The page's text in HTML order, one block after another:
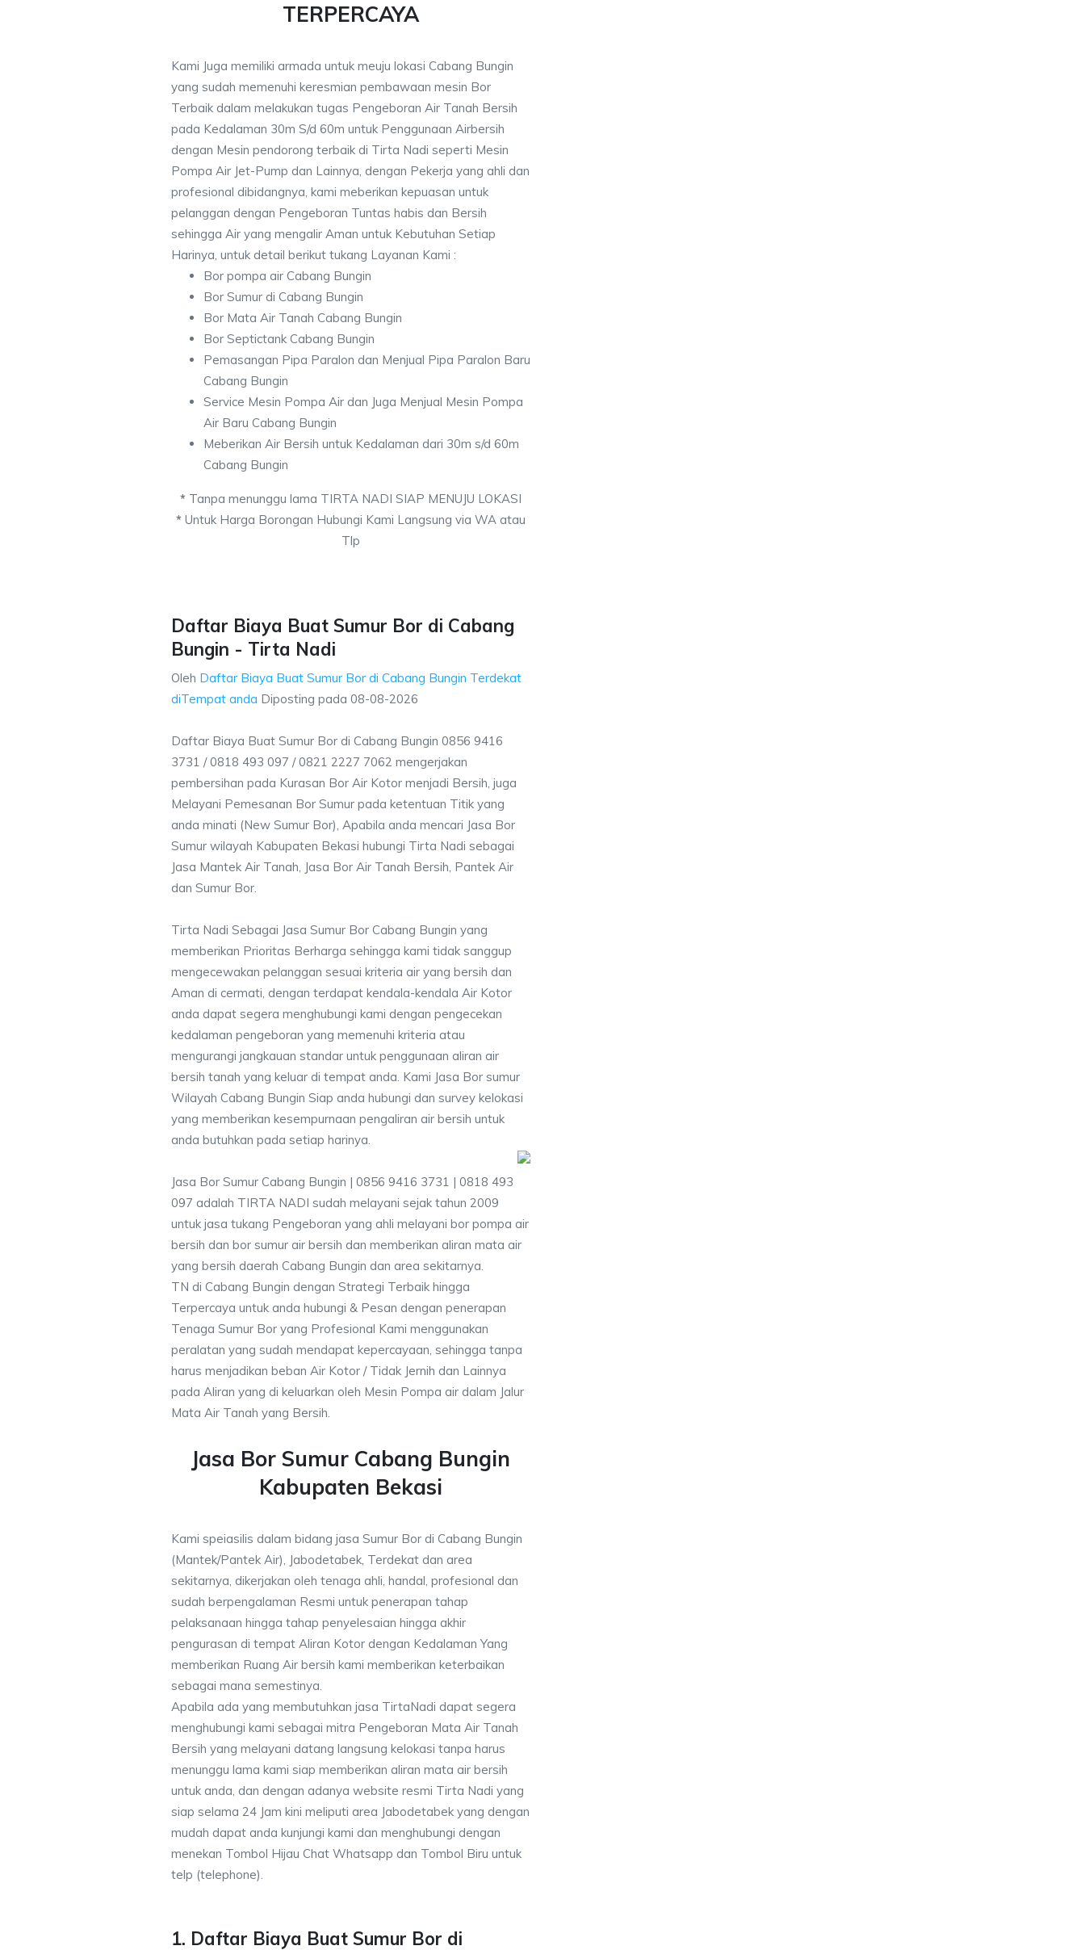
TERPERCAYA
Kami Juga memiliki armada untuk meuju lokasi Cabang Bungin
yang sudah memenuhi keresmian pembawaan mesin Bor
Terbaik dalam melakukan tugas Pengeboran Air Tanah Bersih
pada Kedalaman 30m S/d 60m untuk Penggunaan Airbersih
dengan Mesin pendorong terbaik di Tirta Nadi seperti Mesin
Pompa Air Jet-Pump dan Lainnya, dengan Pekerja yang ahli dan
profesional dibidangnya, kami meberikan kepuasan untuk
pelanggan dengan Pengeboran Tuntas habis dan Bersih
sehingga Air yang mengalir Aman untuk Kebutuhan Setiap
Harinya, untuk detail berikut tukang Layanan Kami :
Bor pompa air Cabang Bungin
Bor Sumur di Cabang Bungin
Bor Mata Air Tanah Cabang Bungin
Bor Septictank Cabang Bungin
Pemasangan Pipa Paralon dan Menjual Pipa Paralon Baru
Cabang Bungin
Service Mesin Pompa Air dan Juga Menjual Mesin Pompa
Air Baru Cabang Bungin
Meberikan Air Bersih untuk Kedalaman dari 30m s/d 60m
Cabang Bungin
* Tanpa menunggu lama TIRTA NADI SIAP MENUJU LOKASI
* Untuk Harga Borongan Hubungi Kami Langsung via WA atau
Tlp
Daftar Biaya Buat Sumur Bor di Cabang
Bungin - Tirta Nadi
Oleh Daftar Biaya Buat Sumur Bor di Cabang Bungin Terdekat
diTempat anda Diposting pada 08-08-2026
Daftar Biaya Buat Sumur Bor di Cabang Bungin 0856 9416
3731 / 0818 493 097 / 0821 2227 7062 mengerjakan
pembersihan pada Kurasan Bor Air Kotor menjadi Bersih, juga
Melayani Pemesanan Bor Sumur pada ketentuan Titik yang
anda minati (New Sumur Bor), Apabila anda mencari Jasa Bor
Sumur wilayah Kabupaten Bekasi hubungi Tirta Nadi sebagai
Jasa Mantek Air Tanah, Jasa Bor Air Tanah Bersih, Pantek Air
dan Sumur Bor.
Tirta Nadi Sebagai Jasa Sumur Bor Cabang Bungin yang
memberikan Prioritas Berharga sehingga kami tidak sanggup
mengecewakan pelanggan sesuai kriteria air yang bersih dan
Aman di cermati, dengan terdapat kendala-kendala Air Kotor
anda dapat segera menghubungi kami dengan pengecekan
kedalaman pengeboran yang memenuhi kriteria atau
mengurangi jangkauan standar untuk penggunaan aliran air
bersih tanah yang keluar di tempat anda. Kami Jasa Bor sumur
Wilayah Cabang Bungin Siap anda hubungi dan survey kelokasi
yang memberikan kesempurnaan pengaliran air bersih untuk
anda butuhkan pada setiap harinya.
Jasa Bor Sumur Cabang Bungin | 0856 9416 3731 | 0818 493
097 adalah TIRTA NADI sudah melayani sejak tahun 2009
untuk jasa tukang Pengeboran yang ahli melayani bor pompa air
bersih dan bor sumur air bersih dan memberikan aliran mata air
yang bersih daerah Cabang Bungin dan area sekitarnya.
TN di Cabang Bungin dengan Strategi Terbaik hingga
Terpercaya untuk anda hubungi & Pesan dengan penerapan
Tenaga Sumur Bor yang Profesional Kami menggunakan
peralatan yang sudah mendapat kepercayaan, sehingga tanpa
harus menjadikan beban Air Kotor / Tidak Jernih dan Lainnya
pada Aliran yang di keluarkan oleh Mesin Pompa air dalam Jalur
Mata Air Tanah yang Bersih.
Jasa Bor Sumur Cabang Bungin
Kabupaten Bekasi
Kami speiasilis dalam bidang jasa Sumur Bor di Cabang Bungin
(Mantek/Pantek Air), Jabodetabek, Terdekat dan area
sekitarnya, dikerjakan oleh tenaga ahli, handal, profesional dan
sudah berpengalaman Resmi untuk penerapan tahap
pelaksanaan hingga tahap penyelesaian hingga akhir
pengurasan di tempat Aliran Kotor dengan Kedalaman Yang
memberikan Ruang Air bersih kami memberikan keterbaikan
sebagai mana semestinya.
Apabila ada yang membutuhkan jasa TirtaNadi dapat segera
menghubungi kami sebagai mitra Pengeboran Mata Air Tanah
Bersih yang melayani datang langsung kelokasi tanpa harus
menunggu lama kami siap memberikan aliran mata air bersih
untuk anda, dan dengan adanya website resmi Tirta Nadi yang
siap selama 24 Jam kini meliputi area Jabodetabek yang dengan
mudah dapat anda kunjungi kami dan menghubungi dengan
menekan Tombol Hijau Chat Whatsapp dan Tombol Biru untuk
telp (telephone).
1. Daftar Biaya Buat Sumur Bor di